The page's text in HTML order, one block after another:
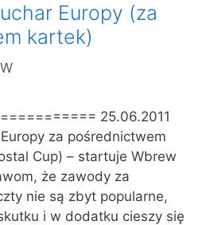
Europy (za
kartek)
25.06.2011
za pośrednictwem
Cup) – startuje Wbrew
że zawody za
nie są zbyt popularne,
i w dodatku cieszy się